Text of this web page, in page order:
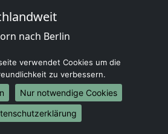
nach Berlin
nach München
nach Köln
nach Frankfurt am Main
nach Stuttgart
nach Düsseldorf
verwendet Cookies um die
zu verbessern.
Nur notwendige Cookies